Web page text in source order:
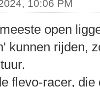
10:06 PM
open
kunnen rijden,
flevo-racer,